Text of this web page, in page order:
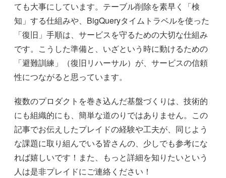
ても大事にしています。テーブル削除を素早く「検
知」する仕組みや、BigQueryタイムトラベルを使った
「復旧」手順は、サービスを守るための大切な仕組み
です。こうした準備と、いざという時に動けるための
「避難訓練」（復旧リハーサル）が、サービスの信頼
性につながると思っています。
複数のプロダクトを巻き込んだ基盤づくりは、技術的
にも組織的にも、簡単な道のりではありません。この
記事でお伝えしたプレイドの経験や工夫が、同じよう
な課題に取り組んでいる皆さんの、少しでも参考にな
れば嬉しいです！また、もっと詳細を知りたいという
人は是非プレイドにご連絡ください！